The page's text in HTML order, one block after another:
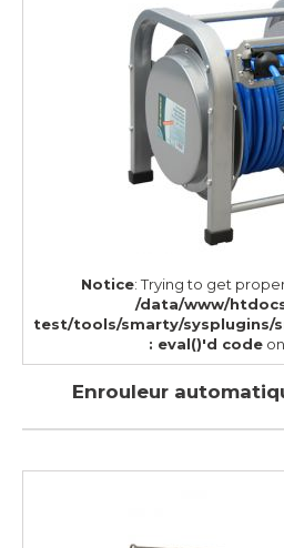
Notice: Trying to get
/data/www/
test/tools/smarty/sysplugins/
: eval()'d code
Enrouleur